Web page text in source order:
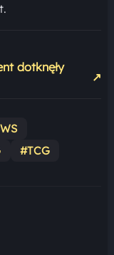
dotknęły
↗
#TCG